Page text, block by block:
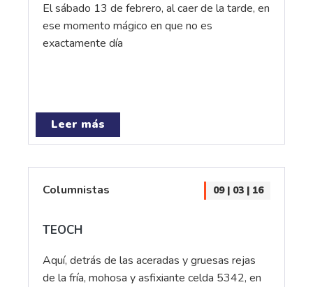
El sábado 13 de febrero, al caer de la tarde, en
ese momento mágico en que no es
exactamente día
Leer más
Columnistas 09 | 03 | 16
TEOCH
Aquí, detrás de las aceradas y gruesas rejas
de la fría, mohosa y asfixiante celda 5342, en